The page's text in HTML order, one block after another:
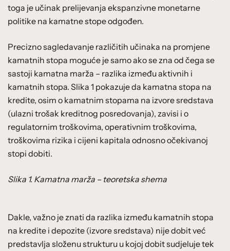
toga je učinak prelijevanja ekspanzivne monetarne
politike na kamatne stope odgođen.
Precizno sagledavanje različitih učinaka na promjene
kamatnih stopa moguće je samo ako se zna od čega se
sastoji kamatna marža – razlika između aktivnih i
kamatnih stopa. Slika 1 pokazuje da kamatna stopa na
kredite, osim o kamatnim stopama na izvore sredstava
(ulazni trošak kreditnog posredovanja), zavisi i o
regulatornim troškovima, operativnim troškovima,
troškovima rizika i cijeni kapitala odnosno očekivanoj
stopi dobiti.
Slika 1. Kamatna marža – teoretska shema
Dakle, važno je znati da razlika između kamatnih stopa
na kredite i depozite (izvore sredstava) nije dobit već
predstavlja složenu strukturu u kojoj dobit sudjeluje tek